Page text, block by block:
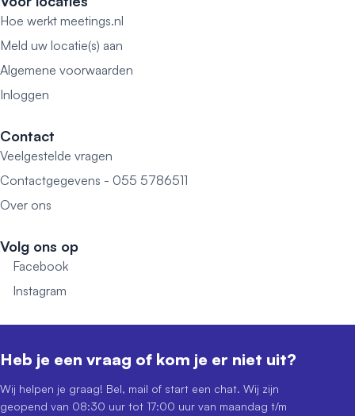
Hoe werkt meetings.nl
Meld uw locatie(s) aan
Algemene voorwaarden
Inloggen
Contact
Veelgestelde vragen
Contactgegevens - 055 5786511
Over ons
Volg ons op
Facebook
Instagram
Heb je een vraag of kom je er niet uit?
Wij helpen je graag! Bel, mail of start een chat. Wij zijn
geopend van 08:30 uur tot 17:00 uur van maandag t/m